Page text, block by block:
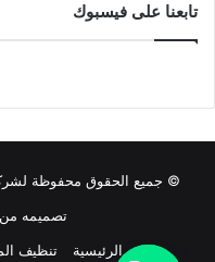
تابعنا على فيسبوك
© جميع الحقوق محفوظة لشركة الشعلة
تصميمه
الرئيسية
تنظيف